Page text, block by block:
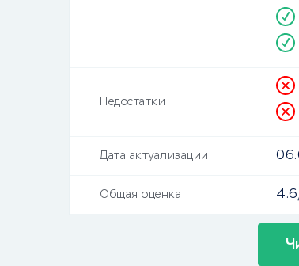
Недостатки
Дата актуализации
Общая оценка